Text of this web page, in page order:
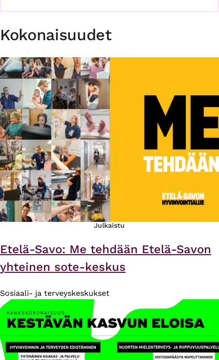
Kokonaisuudet
Julkaistu
Etelä-Savo: Me tehdään Etelä-Savon
yhteinen sote-keskus
Sosiaali- ja terveyskeskukset